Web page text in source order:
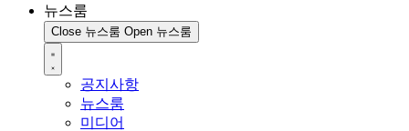
뉴스룸
Close 뉴스룸 Open 뉴스룸
공지사항
뉴스룸
미디어